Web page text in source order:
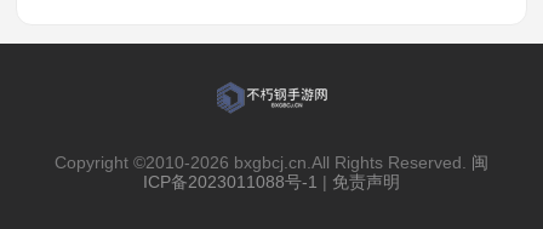
Copyright ©2010-2026 bxgbcj.cn.All Rights Reserved. 闽
ICP备2023011088号-1 | 免责声明